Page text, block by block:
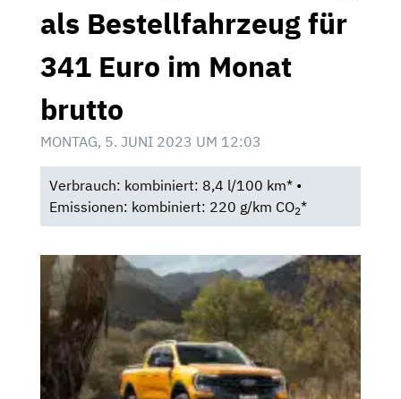
als Bestellfahrzeug für
341 Euro im Monat
brutto
MONTAG, 5. JUNI 2023 UM 12:03
Verbrauch: kombiniert: 8,4 l/100 km* •
Emissionen: kombiniert: 220 g/km CO2*